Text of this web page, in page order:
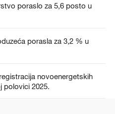
poraslo za 5,6 posto u
porasla za 3,2 % u
novoenergetskih
polovici 2025.